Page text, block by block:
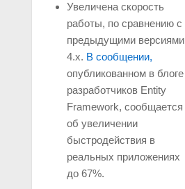
Увеличена скорость
работы, по сравнению с
предыдущими версиями
4.x. В сообщении,
опубликованном в блоге
разработчиков Entity
Framework, сообщается
об увеличении
быстродействия в
реальных приложениях
до 67%.